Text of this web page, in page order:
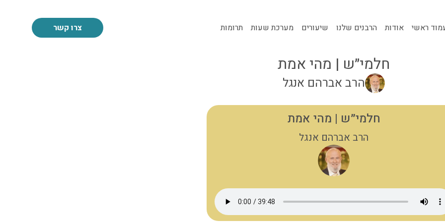
ראשי אודות הרבנים שלנו שיעורים מערכת שעות תרומות צרו קשר
חלמי״ש | מהי אמת
הרב אברהם אנגל
חלמי״ש | מהי אמת
הרב אברהם אנגל